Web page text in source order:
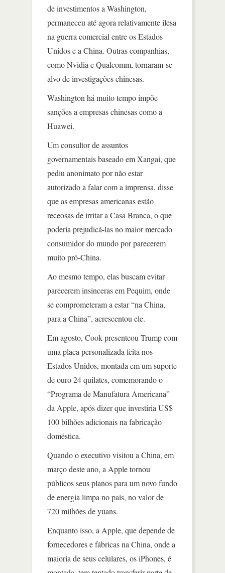
de investimentos a Washington,
permaneceu até agora relativamente ilesa
na guerra comercial entre os Estados
Unidos e a China. Outras companhias,
como Nvidia e Qualcomm, tornaram-se
alvo de investigações chinesas.
Washington há muito tempo impõe
sanções a empresas chinesas como a
Huawei.
Um consultor de assuntos
governamentais baseado em Xangai, que
pediu anonimato por não estar
autorizado a falar com a imprensa, disse
que as empresas americanas estão
receosas de irritar a Casa Branca, o que
poderia prejudicá-las no maior mercado
consumidor do mundo por parecerem
muito pró-China.
Ao mesmo tempo, elas buscam evitar
parecerem insinceras em Pequim, onde
se comprometeram a estar “na China,
para a China”, acrescentou ele.
Em agosto, Cook presenteou Trump com
uma placa personalizada feita nos
Estados Unidos, montada em um suporte
de ouro 24 quilates, comemorando o
“Programa de Manufatura Americana”
da Apple, após dizer que investiria US$
100 bilhões adicionais na fabricação
doméstica.
Quando o executivo visitou a China, em
março deste ano, a Apple tornou
públicos seus planos para um novo fundo
de energia limpa no país, no valor de
720 milhões de yuans.
Enquanto isso, a Apple, que depende de
fornecedores e fábricas na China, onde a
maioria de seus celulares, os iPhones, é